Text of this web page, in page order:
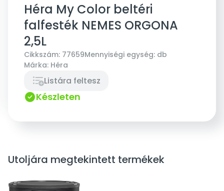
Héra My Color beltéri
falfesték NEMES ORGONA
2,5L
Cikkszám: 77659Mennyiségi egység: db
Márka: Héra
Listára feltesz
Készleten
Utoljára megtekintett termékek